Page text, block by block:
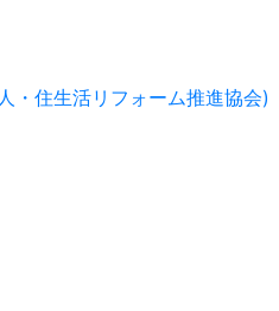
・住生活リフォーム推進協会)